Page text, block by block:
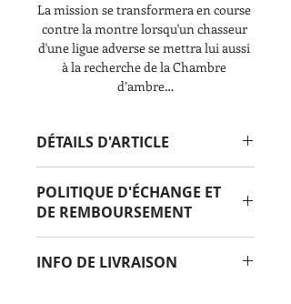
La mission se transformera en course
contre la montre lorsqu'un chasseur
d'une ligue adverse se mettra lui aussi
à la recherche de la Chambre
d’ambre…
DÉTAILS D'ARTICLE
ISBN : 978-2-89765-685-0
Nombre de pages : 268
Public cible : 8 à 14 ans
POLITIQUE D'ÉCHANGE ET
DE REMBOURSEMENT
sont possibles. Toutes les ventes sont
INFO DE LIVRAISON